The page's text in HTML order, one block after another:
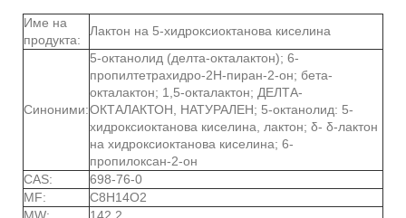
Име на
продукта:
Лактон на 5-хидроксиоктанова киселина
Синоними:
5-октанолид (делта-окталактон); 6-
пропилтетрахидро-2Н-пиран-2-он; бета-
окталактон; 1,5-окталактон; ДЕЛТА-
ОКТАЛАКТОН, НАТУРАЛЕН; 5-октанолид: 5-
хидроксиоктанова киселина, лактон; δ- δ-лактон
на хидроксиоктанова киселина; 6-
пропилоксан-2-он
CAS:
698-76-0
MF:
C8H14O2
MW:
142.2